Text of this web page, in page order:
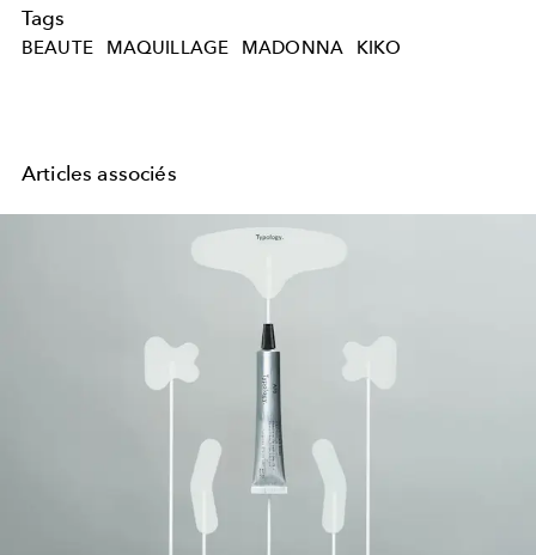
Tags
BEAUTE MAQUILLAGE MADONNA KIKO
Articles associés